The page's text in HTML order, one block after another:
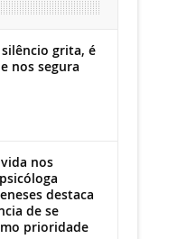
grita, é
nos segura
nos
destaca
de se
prioridade